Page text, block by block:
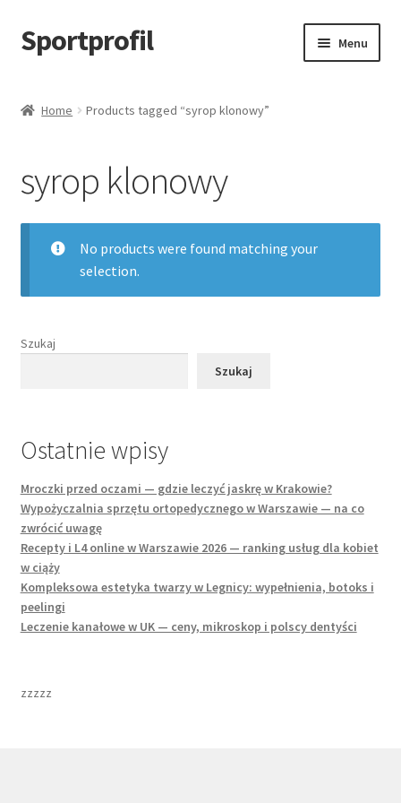
Przejdź
do
Przejdź
do
Sportprofil Menu
Koszyk
Home Products tagged “syrop klonowy”
syrop klonowy
No products were found matching your
selection.
Szukaj
Szukaj
Ostatnie wpisy
Mroczki przed oczami — gdzie leczyć jaskrę w Krakowie?
Wypożyczalnia sprzętu ortopedycznego w Warszawie — na co
zwrócić uwagę
Recepty i L4 online w Warszawie 2026 — ranking usług dla kobiet
w ciąży
Kompleksowa estetyka twarzy w Legnicy: wypełnienia, botoks i
peelingi
Leczenie kanałowe w UK — ceny, mikroskop i polscy dentyści
zzzzz